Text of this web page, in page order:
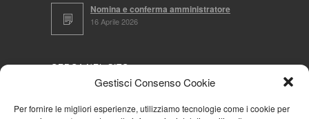
Gestisci Consenso Cookie
Per fornire le migliori esperienze, utilizziamo tecnologie come i cookie per
Nomina e conferma amministratore
16 Aprile 2026
CERCA NEL SITO